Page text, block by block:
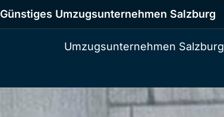
Günstiges Umzugsunternehmen Salzburg
Umzugsunternehmen Salzburg